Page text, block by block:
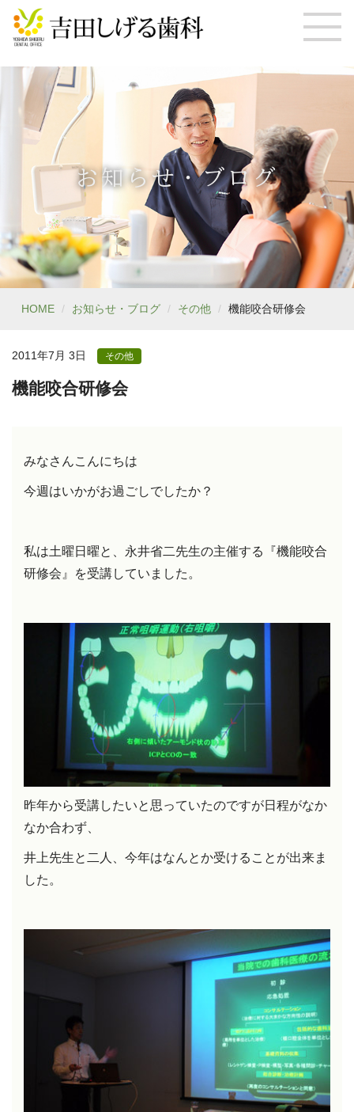
お知らせ・ブログ
HOME お知らせ・ブログ その他 機能咬合研修会
2011年7月 3日 その他
機能咬合研修会
みなさんこんにちは
今週はいかがお過ごしでしたか？
私は土曜日曜と、永井省二先生の主催する『機能咬合
研修会』を受講していました。
昨年から受講したいと思っていたのですが日程がなか
なか合わず、
井上先生と二人、今年はなんとか受けることが出来ま
した。